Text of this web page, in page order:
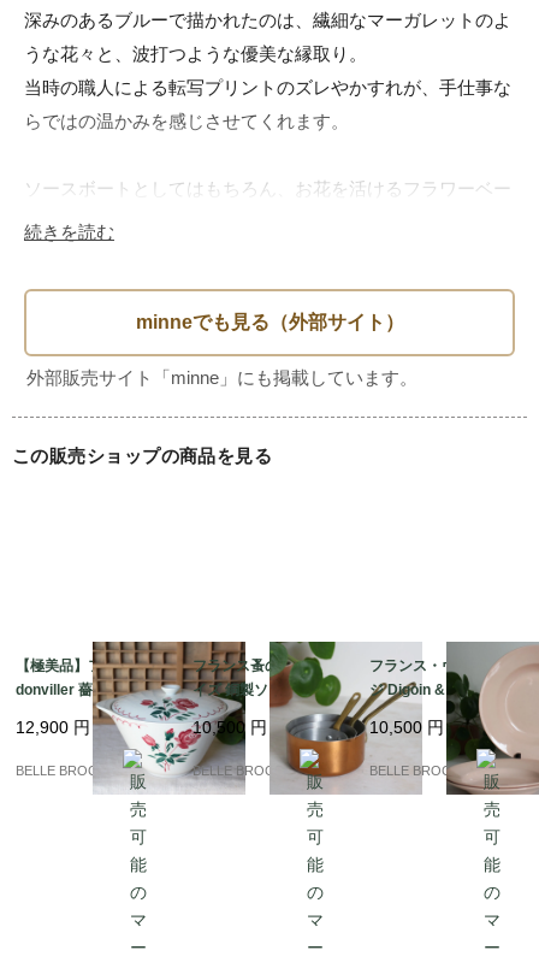
深みのあるブルーで描かれたのは、繊細なマーガレットのよ
うな花々と、波打つような優美な縁取り。
当時の職人による転写プリントのズレやかすれが、手仕事な
らではの温かみを感じさせてくれます。
ソースボートとしてはもちろん、お花を活けるフラワーベー
スとして、またアクセサリートレイやポプリ入れとしてディ
幅：約21cm / 奥行：約10.5cm / 高さ：約10cm
【コンディション】
長い年月を経て愛されてきたアンティーク品です。
古いものの特性をご理解いただける方、アンティークの趣を
愛する方へお届けできれば幸いです。
続きを読む
この販売ショップの商品を見る
【極美品】フランス Ba
donviller 薔薇のチュリ
ーン / ステンシル スー
プポット 蓋付き深皿｜
フランス発送（到着ま
で2-3週間）
12,900 円
BELLE BROCANTE
フランス蚤の市 ミニサ
イズ 銅製ソースパン 3
点セット MADE IN FR
ANCE / 真鍮ハンドル
コッパー ミニ片手鍋
10,500 円
BELLE BROCANTE
フランス・ヴィンテー
ジ Digoin & Sarregue
mines ピンクの深皿2
枚十大皿1枚｜フランス
発送（到着まで2-3週
10,500 円
BELLE BROCANTE